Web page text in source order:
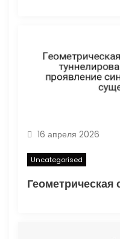
16 апреля 2026
Uncategorised